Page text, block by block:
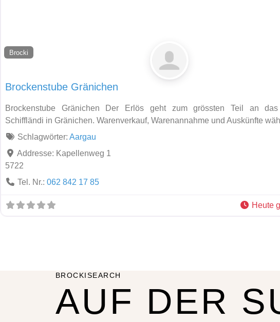
Brocki
Brockenstube Gränichen
Brockenstube Gränichen Der Erlös geht zum grössten Teil an das
Schiffländi in Gränichen. Warenverkauf, Warenannahme und Auskünfte
Schlagwörter: Aargau
Addresse: Kapellenweg 1
5722
Tel. Nr.: 062 842 17 85
Heute
BROCKISEARCH
AUF DER